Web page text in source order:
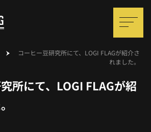
コーヒー豆研究所にて、LOGI FLAGが紹介さ
れました。
所にて、LOGI FLAGが紹